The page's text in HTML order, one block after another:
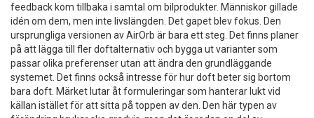
feedback kom tillbaka i samtal om bilprodukter. Människor gillade
idén om dem, men inte livslängden. Det gapet blev fokus. Den
ursprungliga versionen av AirOrb är bara ett steg. Det finns planer
på att lägga till fler doftalternativ och bygga ut varianter som
passar olika preferenser utan att ändra den grundläggande
systemet. Det finns också intresse för hur doft beter sig bortom
bara doft. Märket lutar åt formuleringar som hanterar lukt vid
källan istället för att sitta på toppen av den. Den här typen av